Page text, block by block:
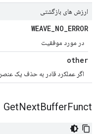
ارزش های بازگشتی
WEAVE_NO_ERROR
در مورد موفقیت
other
اگر عملکرد قادر به حذف یک عنصر
GetNextBufferFunct